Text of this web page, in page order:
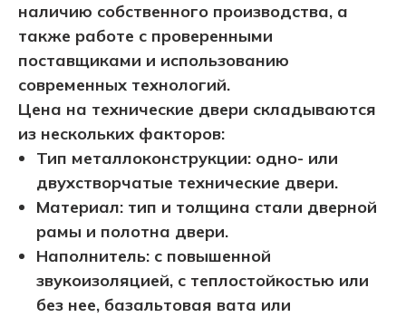
наличию собственного производства, а
также работе с проверенными
поставщиками и использованию
современных технологий.
Цена на технические двери складываются
из нескольких факторов:
Тип металлоконструкции: одно- или
двухстворчатые технические двери.
Материал: тип и толщина стали дверной
рамы и полотна двери.
Наполнитель: с повышенной
звукоизоляцией, с теплостойкостью или
без нее, базальтовая вата или